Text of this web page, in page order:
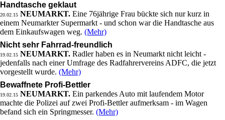
Handtasche geklaut
20.02.15 NEUMARKT. Eine 76jährige Frau bückte sich nur kurz in
einem Neumarkter Supermarkt - und schon war die Handtasche aus
dem Einkaufswagen weg. (Mehr)
Nicht sehr Fahrrad-freundlich
19.02.15 NEUMARKT. Radler haben es in Neumarkt nicht leicht -
jedenfalls nach einer Umfrage des Radfahrervereins ADFC, die jetzt
vorgestellt wurde. (Mehr)
Bewaffnete Profi-Bettler
19.02.15 NEUMARKT. Ein parkendes Auto mit laufendem Motor
machte die Polizei auf zwei Profi-Bettler aufmerksam - im Wagen
befand sich ein Springmesser. (Mehr)